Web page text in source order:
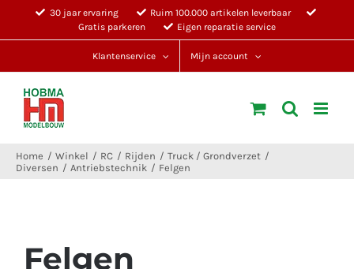
30 jaar ervaring
Ruim 100.000 artikelen leverbaar
Gratis parkeren
Eigen reparatie service
Klantenservice Mijn account
Home Winkel RC Rijden
Truck / Grondverzet
Diversen
Antriebstechnik Felgen
Felgen